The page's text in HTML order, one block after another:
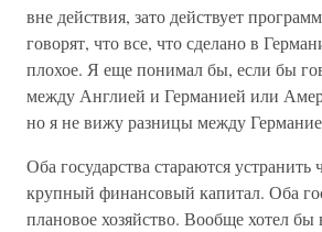
вне действия, зато действует
говорят, что все, что сделано в
плохое. Я еще понимал бы, если бы
между Англией и Германией или
но я не вижу разницы между
Оба государства стараются
крупный финансовый капитал. Оба
плановое хозяйство. Вообще хотел бы